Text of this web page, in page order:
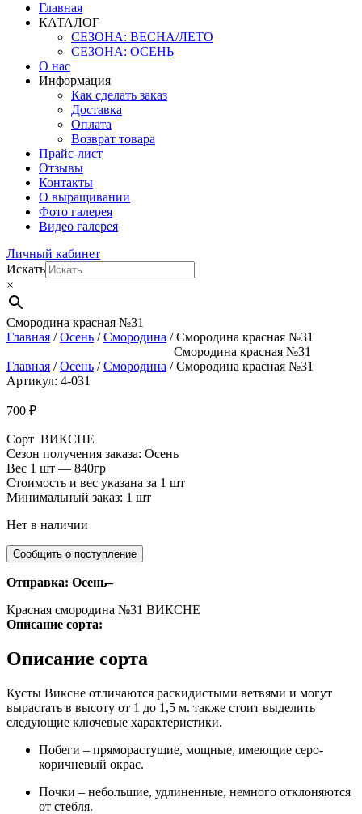
Главная
КАТАЛОГ
СЕЗОНА: ВЕСНА/ЛЕТО
СЕЗОНА: ОСЕНЬ
О нас
Информация
Как сделать заказ
Доставка
Оплата
Возврат товара
Прайс-лист
Отзывы
Контакты
О выращивании
Фото галерея
Видео галерея
Личный кабинет
Искать
×
Смородина красная №31
Главная /Осень /Смородина / Смородина красная №31
Смородина красная №31
Главная /Осень /Смородина / Смородина красная №31
Артикул: 4-031
700 ₽
Сорт ВИКСНЕ
Сезон получения заказа: Осень
Вес 1 шт — 840гр
Стоимость и вес указана за 1 шт
Минимальный заказ: 1 шт
Нет в наличии
Отправка: Осень–
Красная смородина №31 ВИКСНЕ
Описание сорта:
Описание сорта
Кусты Виксне отличаются раскидистыми ветвями и могут
вырастать в высоту от 1 до 1,5 м. также стоит выделить
следующие ключевые характеристики.
Побеги – пряморастущие, мощные, имеющие серо-
коричневый окрас.
Почки – небольшие, удлиненные, немного отклоняются
от стебля.